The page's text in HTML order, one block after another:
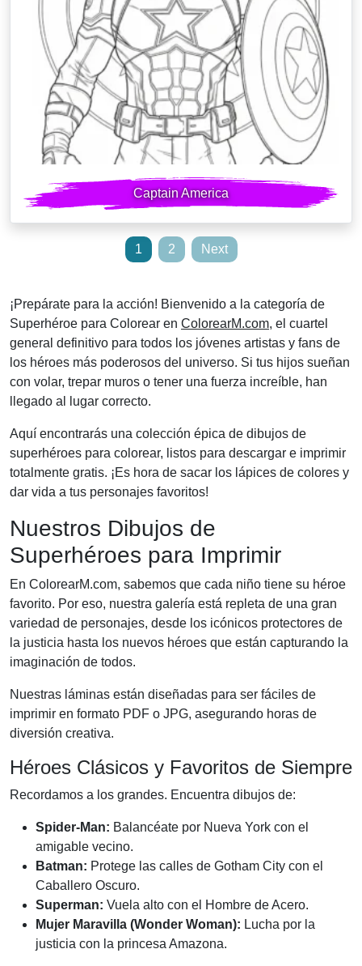
Captain America
1 2 Next
¡Prepárate para la acción! Bienvenido a la categoría de
Superhéroe para Colorear en ColorearM.com, el cuartel
general definitivo para todos los jóvenes artistas y fans de
los héroes más poderosos del universo. Si tus hijos sueñan
con volar, trepar muros o tener una fuerza increíble, han
llegado al lugar correcto.
Aquí encontrarás una colección épica de dibujos de
superhéroes para colorear, listos para descargar e imprimir
totalmente gratis. ¡Es hora de sacar los lápices de colores y
dar vida a tus personajes favoritos!
Nuestros Dibujos de
Superhéroes para Imprimir
En ColorearM.com, sabemos que cada niño tiene su héroe
favorito. Por eso, nuestra galería está repleta de una gran
variedad de personajes, desde los icónicos protectores de
la justicia hasta los nuevos héroes que están capturando la
imaginación de todos.
Nuestras láminas están diseñadas para ser fáciles de
imprimir en formato PDF o JPG, asegurando horas de
diversión creativa.
Héroes Clásicos y Favoritos de Siempre
Recordamos a los grandes. Encuentra dibujos de:
Spider-Man: Balancéate por Nueva York con el
amigable vecino.
Batman: Protege las calles de Gotham City con el
Caballero Oscuro.
Superman: Vuela alto con el Hombre de Acero.
Mujer Maravilla (Wonder Woman): Lucha por la
justicia con la princesa Amazona.